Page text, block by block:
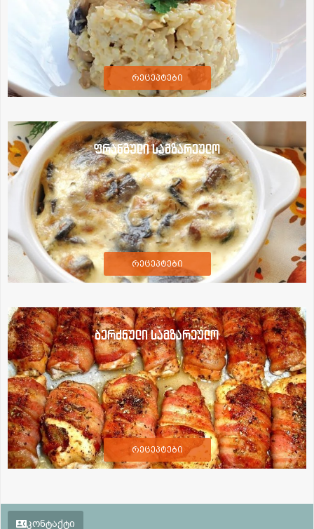
რეცეპტები
ფრანგული სამზარეულო
რეცეპტები
ბერძნული სამზარეულო
რეცეპტები
კონტაქტი